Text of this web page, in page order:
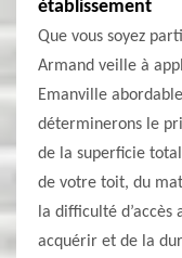
établissement
Que vous soyez
Armand veille à
Emanville
déterminerons le
de la superficie
de votre toit, du
la difficulté
acquérir et de la